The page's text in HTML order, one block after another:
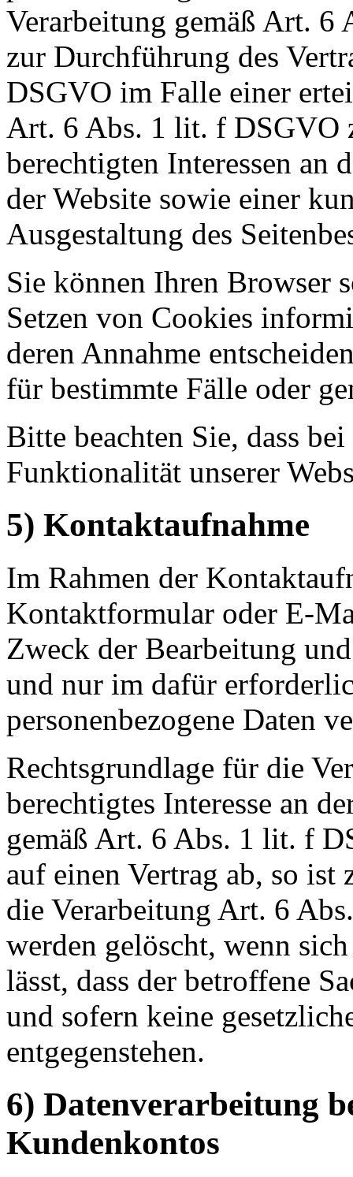
Verarbeitung gemäß Art.
zur Durchführung des
DSGVO im Falle einer
Art. 6 Abs. 1 lit. f DSGVO
berechtigten Interessen an
der Website sowie einer
Ausgestaltung des
Sie können Ihren Browser
Setzen von Cookies
deren Annahme
für bestimmte Fälle oder
Bitte beachten Sie, dass
Funktionalität unserer
5) Kontaktaufnahme
Im Rahmen der
Kontaktformular oder E-
Zweck der Bearbeitung
und nur im dafür
personenbezogene Daten
Rechtsgrundlage für die
berechtigtes Interesse an
gemäß Art. 6 Abs. 1 lit. f
auf einen Vertrag ab, so ist
die Verarbeitung Art. 6
werden gelöscht, wenn
lässt, dass der betroffene
und sofern keine
entgegenstehen.
6) Datenverarbeitung
Kundenkontos